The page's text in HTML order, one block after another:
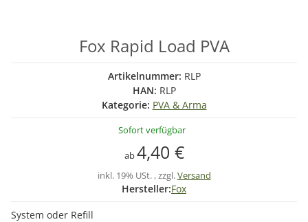
Fox Rapid Load PVA
Artikelnummer: RLP
HAN: RLP
Kategorie: PVA & Arma
Sofort verfügbar
ab4,40 €
inkl. 19% USt. , zzgl.Versand
Hersteller:Fox
System oder Refill